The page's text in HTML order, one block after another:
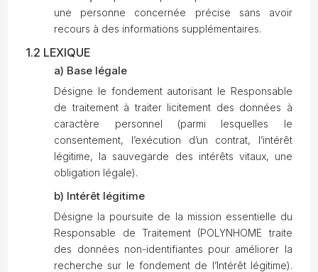
une personne concernée précise sans avoir
recours à des informations supplémentaires.
1.2 LEXIQUE
a) Base légale
Désigne le fondement autorisant le Responsable
de traitement à traiter licitement des données à
caractère personnel (parmi lesquelles le
consentement, l’exécution d’un contrat, l’intérêt
légitime, la sauvegarde des intérêts vitaux, une
obligation légale).
b) Intérêt légitime
Désigne la poursuite de la mission essentielle du
Responsable de Traitement (POLYNHOME traite
des données non-identifiantes pour améliorer la
recherche sur le fondement de l’Intérêt légitime).